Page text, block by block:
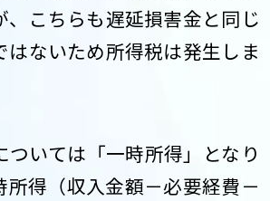
、こちらも遅延損害金と同じ
はないため所得税は発生しま
ついては「一時所得」となり
所得（収入金額－必要経費－